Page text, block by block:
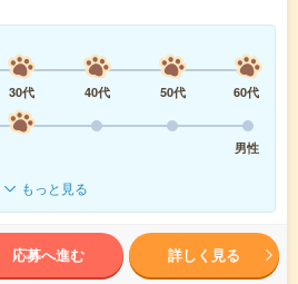
30代 40代 50代
60代
男性
もっと見る
応募へ進む 詳しく見る